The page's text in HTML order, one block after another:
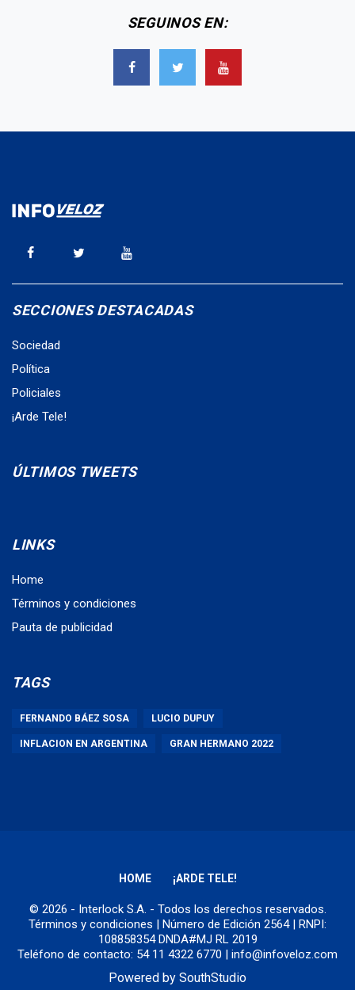
SEGUINOS EN:
SECCIONES DESTACADAS
Sociedad
Política
Policiales
¡Arde Tele!
ÚLTIMOS TWEETS
LINKS
Home
Términos y condiciones
Pauta de publicidad
TAGS
FERNANDO BÁEZ SOSA LUCIO DUPUY
INFLACION EN ARGENTINA GRAN HERMANO 2022
HOME ¡ARDE TELE!
© 2026 - Interlock S.A. - Todos los derechos reservados.
Términos y condiciones | Número de Edición 2564 | RNPI:
108858354 DNDA#MJ RL 2019
Teléfono de contacto: 54 11 4322 6770 | info@infoveloz.com
Powered by SouthStudio